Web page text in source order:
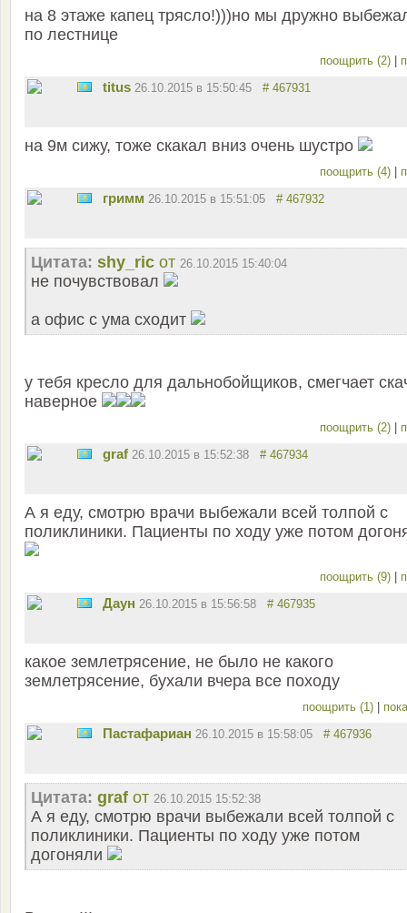
на 8 этаже капец трясло!)))но мы дружно
по лестнице
поощрить (2) |
titus 26.10.2015 в 15:50:45 # 467931
на 9м сижу, тоже скакал вниз очень шустро
поощрить (4) |
гримм 26.10.2015 в 15:51:05 # 467932
Цитата: shy_ric от 26.10.2015 15:40:04
не почувствовал
а офис с ума сходит
у тебя кресло для дальнобойщиков, смегчает
наверное
поощрить (2) |
graf 26.10.2015 в 15:52:38 # 467934
А я еду, смотрю врачи выбежали всей толпой с
поликлиники. Пациенты по ходу уже потом
поощрить (9) |
Даун 26.10.2015 в 15:56:58 # 467935
какое землетрясение, не было не какого
землетрясение, бухали вчера все походу
поощрить (1) |
Пастафариан 26.10.2015 в 15:58:05 # 467936
Цитата: graf от 26.10.2015 15:52:38
А я еду, смотрю врачи выбежали всей толпой с
поликлиники. Пациенты по ходу уже потом
догоняли